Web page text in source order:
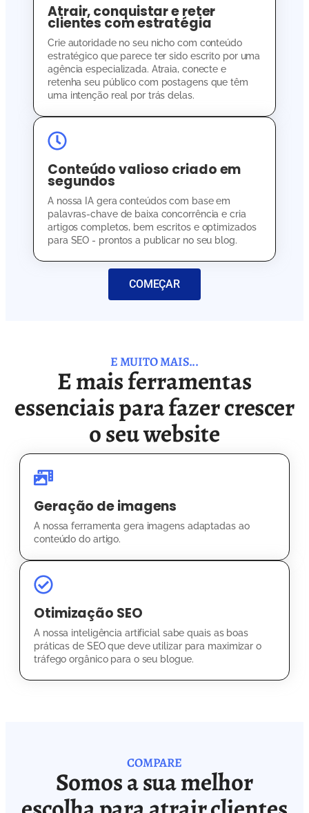
Atrair, conquistar e reter
clientes com estratégia
Crie autoridade no seu nicho com conteúdo
estratégico que parece ter sido escrito por uma
agência especializada. Atraia, conecte e
retenha seu público com postagens que têm
uma intenção real por trás delas.
Conteúdo valioso criado em
segundos
A nossa IA gera conteúdos com base em
palavras-chave de baixa concorrência e cria
artigos completos, bem escritos e optimizados
para SEO - prontos a publicar no seu blog.
COMEÇAR
E MUITO MAIS...
E mais ferramentas
essenciais para fazer crescer
o seu website
Geração de imagens
A nossa ferramenta gera imagens adaptadas ao
conteúdo do artigo.
Otimização SEO
A nossa inteligência artificial sabe quais as boas
práticas de SEO que deve utilizar para maximizar o
tráfego orgânico para o seu blogue.
COMPARE
Somos a sua melhor